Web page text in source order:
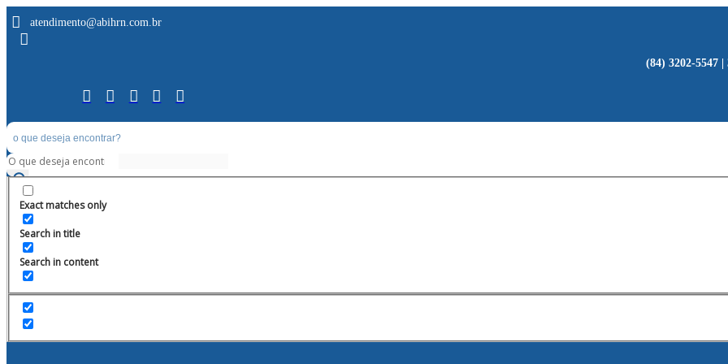
atendimento@abihrn.com.br
(84) 3202-5547 |
Exact matches only
Search in title
Search in content